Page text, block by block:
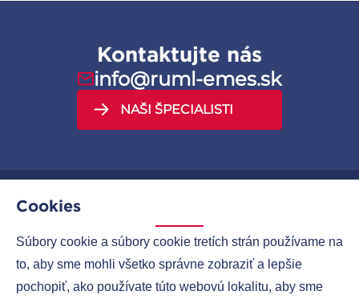
Cookies
Súbory cookie a súbory cookie tretích strán používame na
to, aby sme mohli všetko správne zobraziť a lepšie
pochopiť, ako používate túto webovú lokalitu, aby sme
Kontaktujte nás
info@ruml-emes.sk
NAŠI ŠPECIALISTI
MENU
SPOLOČNOSTI